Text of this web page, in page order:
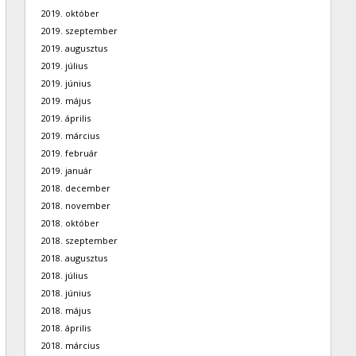
2019. október
2019. szeptember
2019. augusztus
2019. július
2019. június
2019. május
2019. április
2019. március
2019. február
2019. január
2018. december
2018. november
2018. október
2018. szeptember
2018. augusztus
2018. július
2018. június
2018. május
2018. április
2018. március